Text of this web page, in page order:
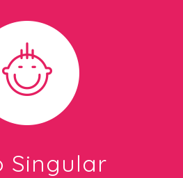
Singular